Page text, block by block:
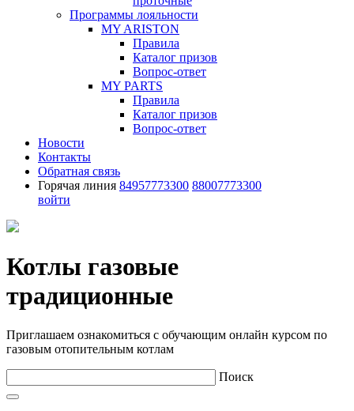
Программы лояльности
MY ARISTON
Правила
Каталог призов
Вопрос-ответ
MY PARTS
Правила
Каталог призов
Вопрос-ответ
Новости
Контакты
Обратная связь
Горячая линия 84957773300 88007773300
войти
Котлы газовые
традиционные
Приглашаем ознакомиться с обучающим онлайн курсом по
газовым отопительным котлам
Поиск